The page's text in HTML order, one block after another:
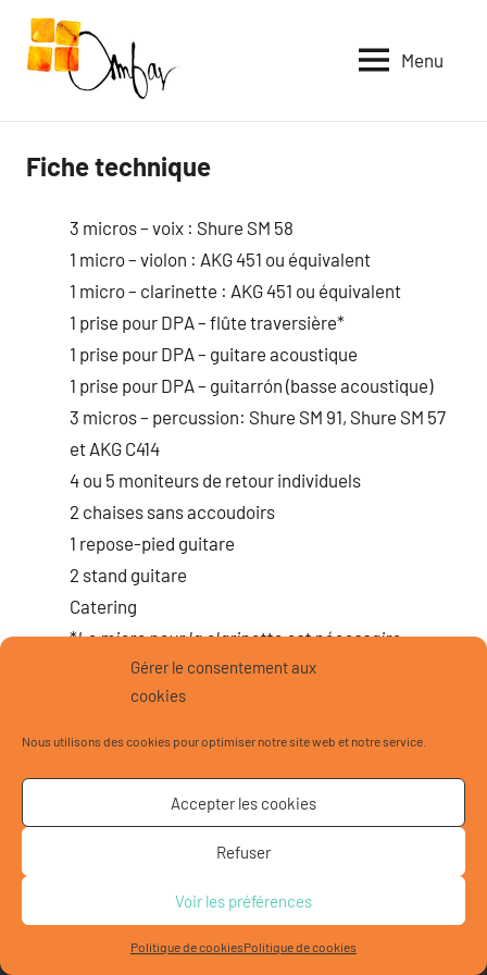
Gérer le consentement aux
cookies
Nous utilisons des cookies pour optimiser notre site web et notre service.
Accepter les cookies
Refuser
Voir les préférences
Politique de cookiesPolitique de cookies
Aller
contenu
Menu
Fiche technique
3 micros – voix : Shure SM 58
1 micro – violon : AKG 451 ou équivalent
1 micro – clarinette : AKG 451 ou équivalent
1 prise pour DPA – flûte traversière*
1 prise pour DPA – guitare acoustique
1 prise pour DPA – guitarrón (basse acoustique)
3 micros – percussion: Shure SM 91, Shure SM 57
et AKG C414
4 ou 5 moniteurs de retour individuels
2 chaises sans accoudoirs
1 repose-pied guitare
2 stand guitare
Catering
*Le micro pour la clarinette est nécessaire
seulement dans la version Ambar & clarinette.